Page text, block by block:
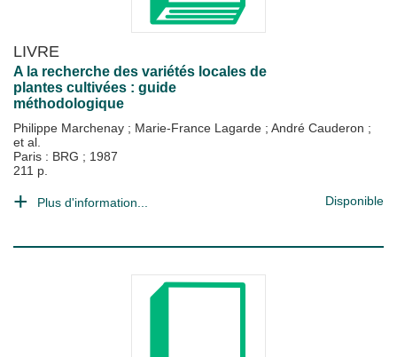
LIVRE
A la recherche des variétés locales de
plantes cultivées : guide
méthodologique
Philippe Marchenay ; Marie-France Lagarde ; André Cauderon ;
et al.
Paris : BRG ; 1987
211 p.
Plus d'information... Disponible